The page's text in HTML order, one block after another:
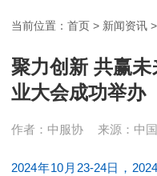
当前位置：首页 > 新闻资讯
聚力创新 共赢
业大会成功举办
作者：中服协 来源：中
2024年10月23-24日，